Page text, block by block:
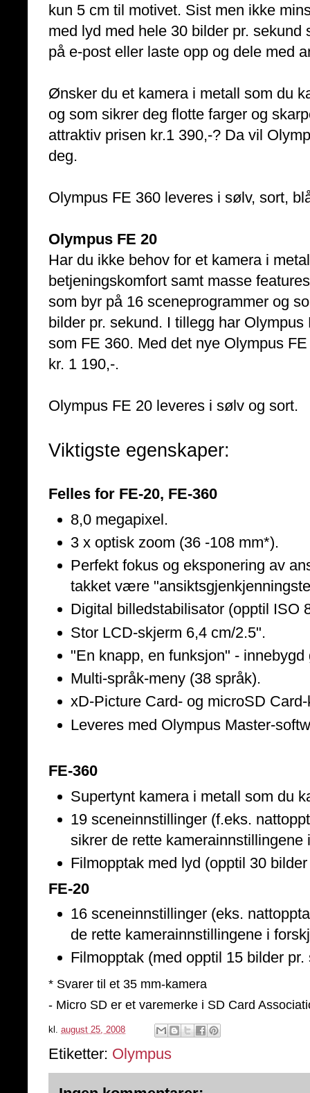
kun 5 cm til motivet. Sist men ikke
med lyd med hele 30 bilder pr.
på e-post eller laste opp og dele med
Ønsker du et kamera i metall som du
og som sikrer deg flotte farger og
attraktiv prisen kr.1 390,-? Da vil
deg.
Olympus FE 360 leveres i sølv, sort,
Olympus FE 20
Har du ikke behov for et kamera i
betjeningskomfort samt masse
som byr på 16 sceneprogrammer og
bilder pr. sekund. I tillegg har
som FE 360. Med det nye Olympus
kr. 1 190,-.
Olympus FE 20 leveres i sølv og sort.
Viktigste egenskaper:
Felles for FE-20, FE-360
8,0 megapixel.
3 x optisk zoom (36 -108 mm*).
Perfekt fokus og eksponering av
takket være
Digital billedstabilisator (opptil ISO
Stor LCD-skjerm 6,4 cm/2.5".
"En knapp, en funksjon" -
Multi-språk-meny (38 språk).
xD-Picture Card- og microSD
Leveres med Olympus Master-
FE-360
Supertynt kamera i metall som du
19 sceneinnstillinger (f.eks.
sikrer de rette kamerainnstillingene
Filmopptak med lyd (opptil 30
FE-20
16 sceneinnstillinger (eks.
de rette kamerainnstillingene i
Filmopptak (med opptil 15 bilder pr.
* Svarer til et 35 mm-kamera
- Micro SD er et varemerke i SD Card
kl. august 25, 2008
Etiketter: Olympus